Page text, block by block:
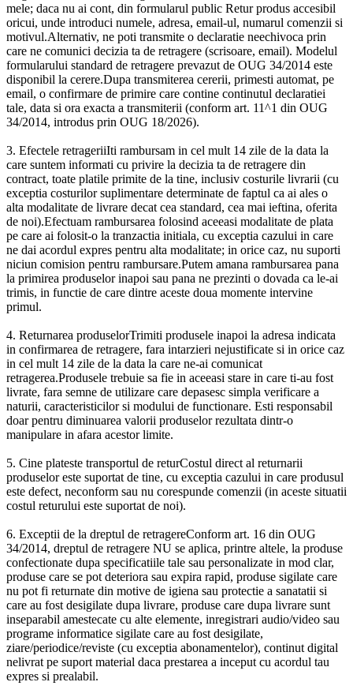
mele; daca nu ai cont, din formularul public Retur produs accesibil
oricui, unde introduci numele, adresa, email-ul, numarul comenzii si
motivul.Alternativ, ne poti transmite o declaratie neechivoca prin
care ne comunici decizia ta de retragere (scrisoare, email). Modelul
formularului standard de retragere prevazut de OUG 34/2014 este
disponibil la cerere.Dupa transmiterea cererii, primesti automat, pe
email, o confirmare de primire care contine continutul declaratiei
tale, data si ora exacta a transmiterii (conform art. 11^1 din OUG
34/2014, introdus prin OUG 18/2026).
3. Efectele retrageriiIti rambursam in cel mult 14 zile de la data la
care suntem informati cu privire la decizia ta de retragere din
contract, toate platile primite de la tine, inclusiv costurile livrarii (cu
exceptia costurilor suplimentare determinate de faptul ca ai ales o
alta modalitate de livrare decat cea standard, cea mai ieftina, oferita
de noi).Efectuam rambursarea folosind aceeasi modalitate de plata
pe care ai folosit-o la tranzactia initiala, cu exceptia cazului in care
ne dai acordul expres pentru alta modalitate; in orice caz, nu suporti
niciun comision pentru rambursare.Putem amana rambursarea pana
la primirea produselor inapoi sau pana ne prezinti o dovada ca le-ai
trimis, in functie de care dintre aceste doua momente intervine
primul.
4. Returnarea produselorTrimiti produsele inapoi la adresa indicata
in confirmarea de retragere, fara intarzieri nejustificate si in orice caz
in cel mult 14 zile de la data la care ne-ai comunicat
retragerea.Produsele trebuie sa fie in aceeasi stare in care ti-au fost
livrate, fara semne de utilizare care depasesc simpla verificare a
naturii, caracteristicilor si modului de functionare. Esti responsabil
doar pentru diminuarea valorii produselor rezultata dintr-o
manipulare in afara acestor limite.
5. Cine plateste transportul de returCostul direct al returnarii
produselor este suportat de tine, cu exceptia cazului in care produsul
este defect, neconform sau nu corespunde comenzii (in aceste situatii
costul returului este suportat de noi).
6. Exceptii de la dreptul de retragereConform art. 16 din OUG
34/2014, dreptul de retragere NU se aplica, printre altele, la produse
confectionate dupa specificatiile tale sau personalizate in mod clar,
produse care se pot deteriora sau expira rapid, produse sigilate care
nu pot fi returnate din motive de igiena sau protectie a sanatatii si
care au fost desigilate dupa livrare, produse care dupa livrare sunt
inseparabil amestecate cu alte elemente, inregistrari audio/video sau
programe informatice sigilate care au fost desigilate,
ziare/periodice/reviste (cu exceptia abonamentelor), continut digital
nelivrat pe suport material daca prestarea a inceput cu acordul tau
expres si prealabil.